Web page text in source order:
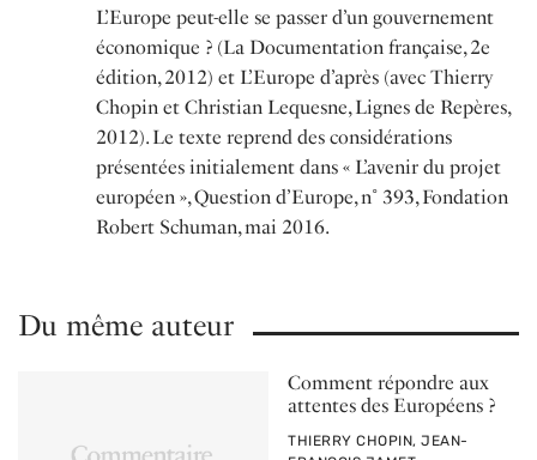
L’Europe peut-elle se passer d’un gouvernement
économique ? (La Documentation française, 2e
édition, 2012) et L’Europe d’après (avec Thierry
Chopin et Christian Lequesne, Lignes de Repères,
2012). Le texte reprend des considérations
présentées initialement dans « L’avenir du projet
européen », Question d’Europe, n˚ 393, Fondation
Robert Schuman, mai 2016.
Du même auteur
Comment répondre aux
attentes des Européens ?
PAR
THIERRY CHOPIN, JEAN-